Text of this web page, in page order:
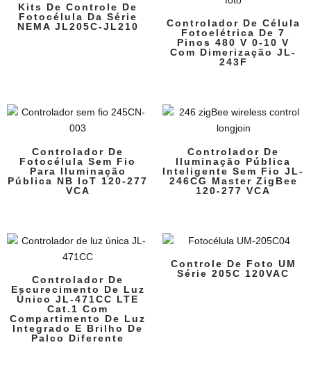
Kits De Controle De
Fotocélula Da Série
NEMA JL205C-JL210
Controlador De Célula
Fotoelétrica De 7
Pinos 480 V 0-10 V
Com Dimerização JL-
243F
Controlador De
Fotocélula Sem Fio
Para Iluminação
Pública NB IoT 120-277
VCA
Controlador De
Iluminação Pública
Inteligente Sem Fio JL-
246CG Master ZigBee
120-277 VCA
Controlador De
Escurecimento De Luz
Único JL-471CC LTE
Cat.1 Com
Compartimento De Luz
Integrado E Brilho De
Palco Diferente
Controle De Foto UM
Série 205C 120VAC